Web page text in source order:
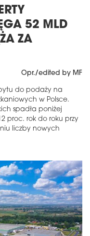
52 MLD
ZA
Opr./edited by MF
do podaży na
w Polsce.
spadła poniżej
proc. rok do roku przy
liczby nowych